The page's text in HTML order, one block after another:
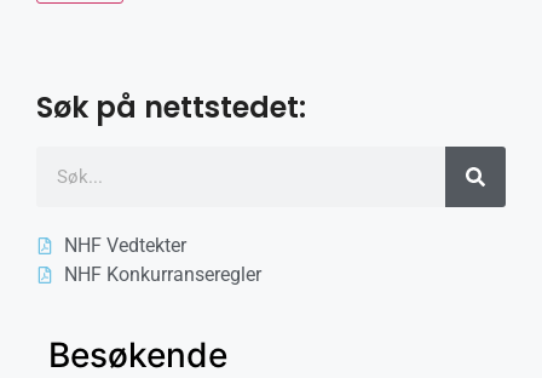
Søk på nettstedet:
NHF Vedtekter
NHF Konkurranseregler
Besøkende